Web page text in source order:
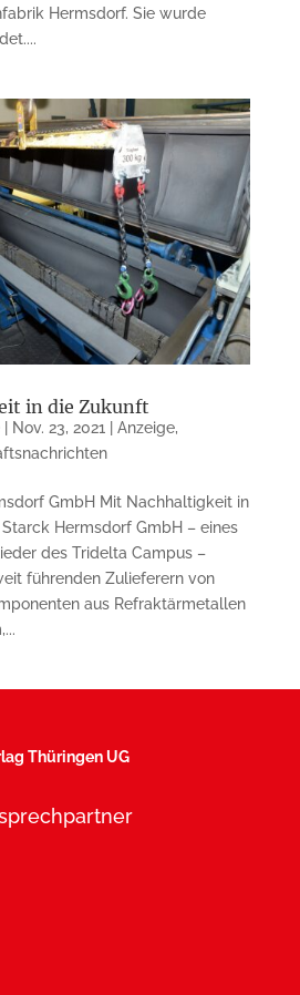
Hermsdorf. Sie wurde
in die Zukunft
| Nov. 23, 2021 Anzeige,
GmbH Mit Nachhaltigkeit in
Hermsdorf GmbH – eines
des Tridelta Campus –
führenden Zulieferern von
aus Refraktärmetallen
Thüringen UG